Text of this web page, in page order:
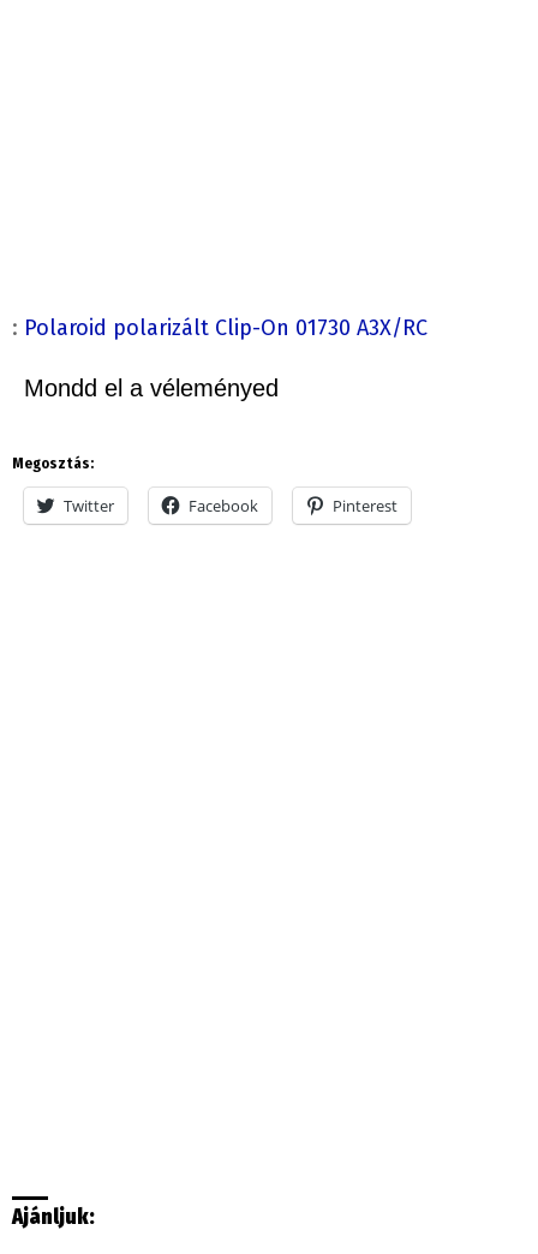
: Polaroid polarizált Clip-On 01730 A3X/RC
Mondd el a véleményed
Megosztás:
Twitter Facebook Pinterest
Ajánljuk: